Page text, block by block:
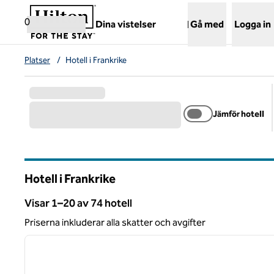
Gå vidare till innehållet
0
Dina vistelser
,öppnar ny flik
Gå med Logga in
Platser / Hotell i Frankrike
Jämför hotell
Hotell i Frankrike
Visar 1–20 av 74 hotell
Visar 74 hotell
Priserna inkluderar alla skatter och avgifter
1 av 12